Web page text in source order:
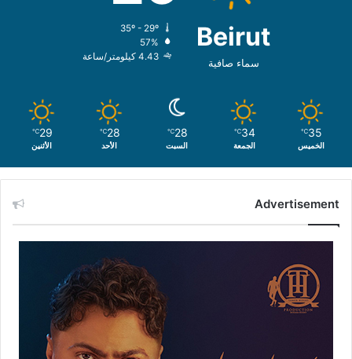
Beirut
سماء صافية
57%
4.43 كيلومتر/ساعة
35
℃
الخميس
34
℃
الجمعة
28
℃
السبت
28
℃
الأحد
29
℃
الأثنين
Advertisement